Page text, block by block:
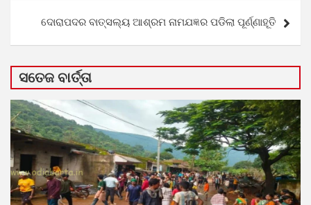
ଦୋରାପଦର ବାତ୍ସଲ୍ୟ ଆଶ୍ରମ ନାମଯଜ୍ଞର ପଡିଲା ପୂର୍ଣ୍ଣାହୂତି
ସତେଜ ବାର୍ତ୍ତା